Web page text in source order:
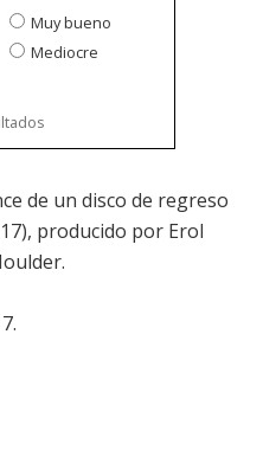
Muy bueno
Mediocre
de un disco de regreso
producido por Erol